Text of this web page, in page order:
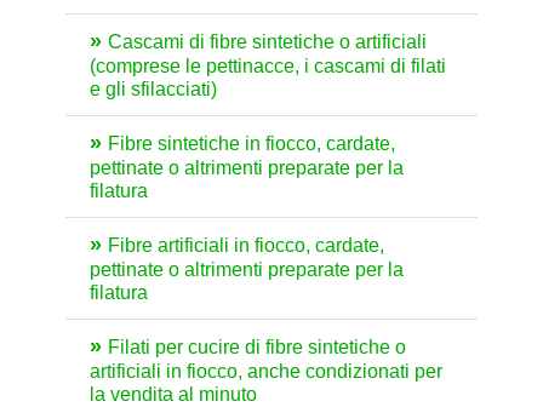
Cascami di fibre sintetiche o artificiali
(comprese le pettinacce, i cascami di filati
e gli sfilacciati)
Fibre sintetiche in fiocco, cardate,
pettinate o altrimenti preparate per la
filatura
Fibre artificiali in fiocco, cardate,
pettinate o altrimenti preparate per la
filatura
Filati per cucire di fibre sintetiche o
artificiali in fiocco, anche condizionati per
la vendita al minuto